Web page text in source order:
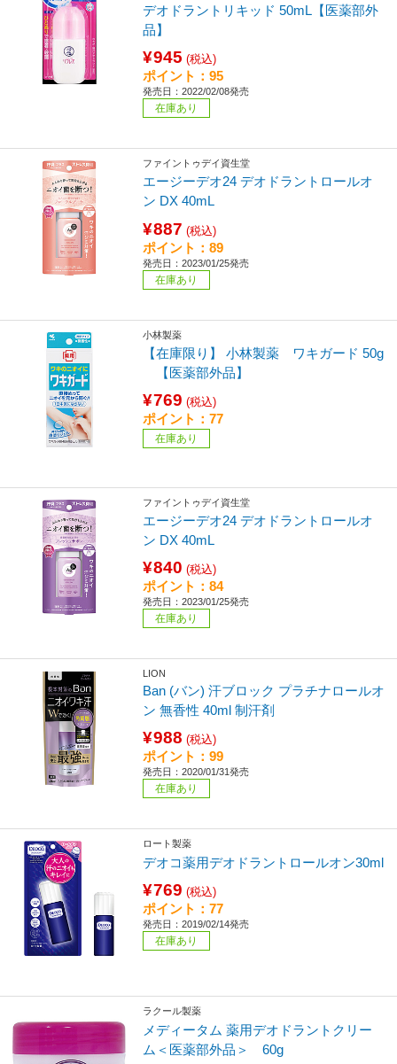
デオドラントリキッド 50mL【医薬部外
品】
¥945 (税込)
ポイント：95
発売日：2022/02/08発売
在庫あり
ファイントゥデイ資生堂
エージーデオ24 デオドラントロールオ
ン DX 40mL
¥887 (税込)
ポイント：89
発売日：2023/01/25発売
在庫あり
小林製薬
【在庫限り】 小林製薬 ワキガード 50g
【医薬部外品】
¥769 (税込)
ポイント：77
在庫あり
ファイントゥデイ資生堂
エージーデオ24 デオドラントロールオ
ン DX 40mL
¥840 (税込)
ポイント：84
発売日：2023/01/25発売
在庫あり
LION
Ban (バン) 汗ブロック プラチナロールオ
ン 無香性 40ml 制汗剤
¥988 (税込)
ポイント：99
発売日：2020/01/31発売
在庫あり
ロート製薬
デオコ薬用デオドラントロールオン30ml
¥769 (税込)
ポイント：77
発売日：2019/02/14発売
在庫あり
ラクール製薬
メディータム 薬用デオドラントクリー
ム＜医薬部外品＞ 60g